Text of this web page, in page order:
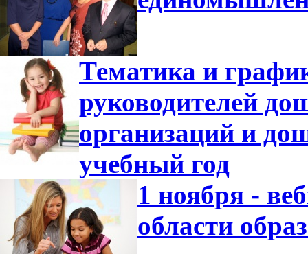
Тематика и
руководителей
организаций и
учебный год
1 ноября -
области